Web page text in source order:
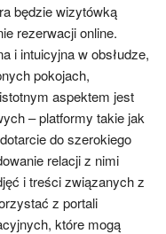
będzie wizytówką
rezerwacji online.
i intuicyjna w obsłudze,
pokojach,
aspektem jest
– platformy takie jak
do szerokiego
relacji z nimi
i treści związanych z
z portali
które mogą